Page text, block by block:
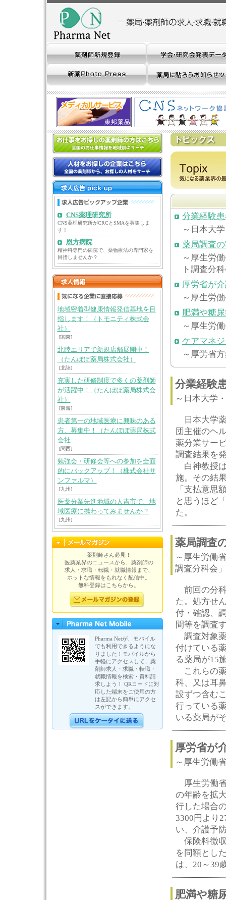
CNS薬理研究所
CNS薬理研究所がCRCとSMAを募集しま
す！
恩方病院
精神科専門の病院で、薬物療法の専門家を
目指しませんか？
地域密着型健康情報発信基地を目
指します！（トモニティ株式会
社）
[関東]
北陸エリアで新規店舗展開中！
（たんぽぽ薬局株式会社）
[北陸]
充実した研修制度で多くの薬剤師
が活躍中！（たんぽぽ薬局株式会
社）
[東海]
患者第一の地域医療に興味のある
方、募集中！（たんぽぽ薬局株式
会社
[関西]
勉強会・研修会等への参加を全面
的にバックアップ！（株式会社サ
ンファルマ）
[九州]
医薬分業先進地域の人吉市で、地
域医療に携わってみませんか？
[九州]
薬剤師さん必見！
医薬業界のニュースから、薬剤師の
求人・求職・転職・就職情報まで、
ホットな情報をもれなく配信中。
無料登録はこちらから。
Pharma Netが、モバイル
でも利用できるようにな
りました！モバイルから
手軽にアクセスして、薬
剤師求人・求職・転職・
就職情報を検索・資料請
求しよう！ QRコードに対
応した端末をご使用の方
は左記から簡単にアクセ
スができます。
分業経験
～日本大
薬局調査
～厚生労
ト調査分
厚労省が
～厚生労
肥満や糖
～厚生労
ケアマネ
～厚労省
分業経験
～日本大学
日本大学
団主催のヘ
薬分業サー
調査結果を
白神教授
施。その結
「支払意思
と思うほど
た。
薬局調査
～厚生労働
調査分科会」
前回の分
た。処方せ
付・確認、
間等を調査
調査対象
付けている
る薬局が15
これらの
科、又は耳
設ずつ含む
行っている
いる薬局が
厚労省が
～厚生労働
厚生労働
の年齢を拡
行した場合
3300円より
い、介護予
保険料徴収
を同額とし
は、20～39
肥満や糖